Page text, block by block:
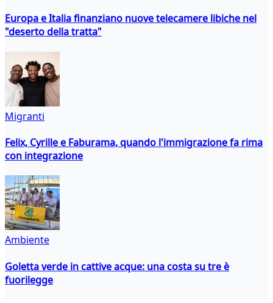
Europa e Italia finanziano nuove telecamere libiche nel
"deserto della tratta"
Migranti
Felix, Cyrille e Faburama, quando l'immigrazione fa rima
con integrazione
Ambiente
Goletta verde in cattive acque: una costa su tre è
fuorilegge